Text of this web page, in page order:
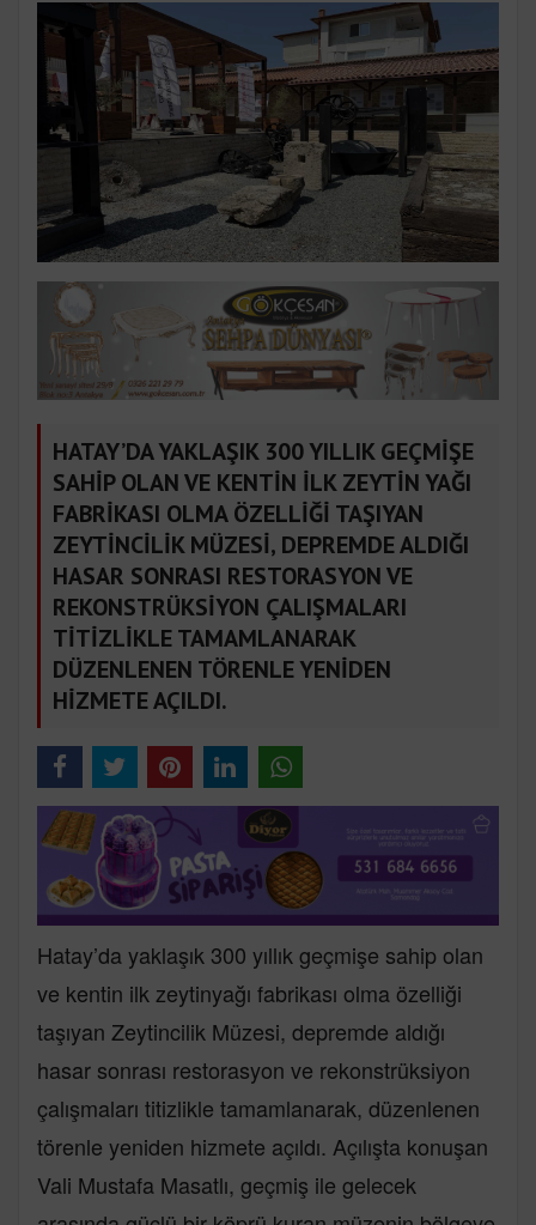
HATAY’DA YAKLAŞIK 300 YILLIK GEÇMİŞE
SAHİP OLAN VE KENTİN İLK ZEYTİN YAĞI
FABRİKASI OLMA ÖZELLİĞİ TAŞIYAN
ZEYTİNCİLİK MÜZESİ, DEPREMDE ALDIĞI
HASAR SONRASI RESTORASYON VE
REKONSTRÜKSİYON ÇALIŞMALARI
TİTİZLİKLE TAMAMLANARAK
DÜZENLENEN TÖRENLE YENİDEN
HİZMETE AÇILDI.
Hatay’da yaklaşık 300 yıllık geçmişe sahip olan
ve kentin ilk zeytinyağı fabrikası olma özelliği
taşıyan Zeytincilik Müzesi, depremde aldığı
hasar sonrası restorasyon ve rekonstrüksiyon
çalışmaları titizlikle tamamlanarak, düzenlenen
törenle yeniden hizmete açıldı. Açılışta konuşan
Vali Mustafa Masatlı, geçmiş ile gelecek